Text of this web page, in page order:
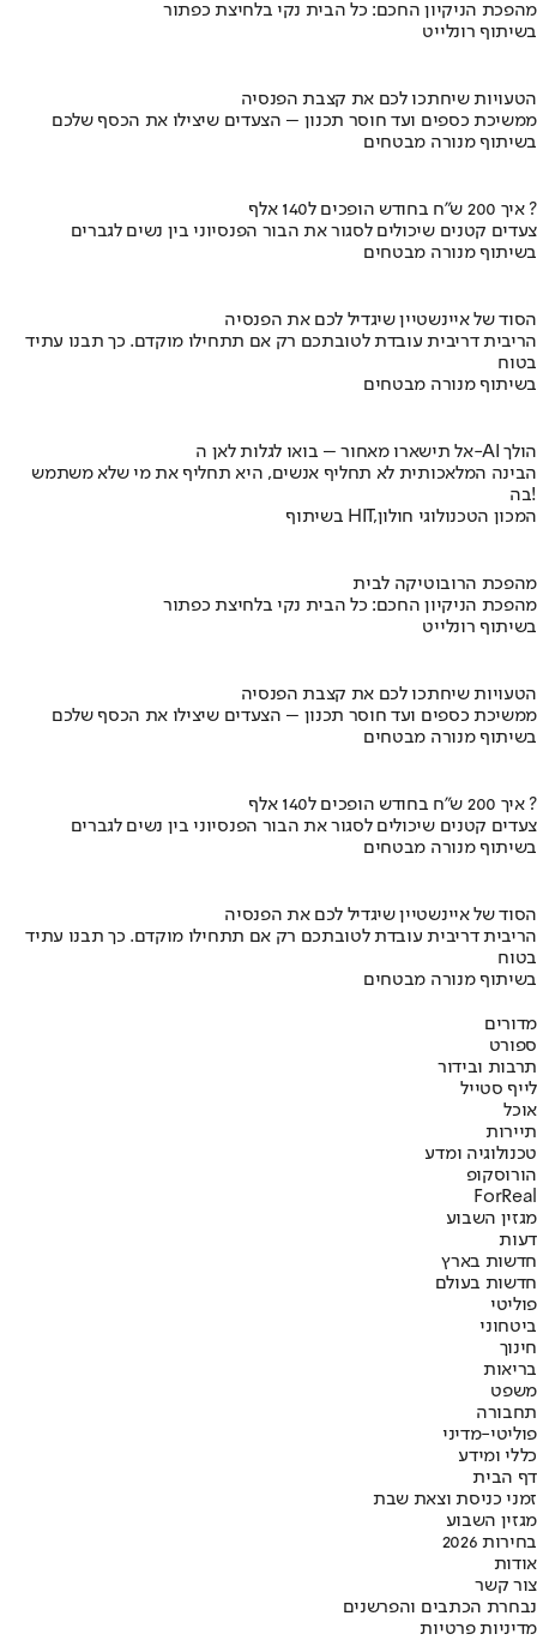
מהפכת הניקיון החכם: כל הבית נקי בלחיצת כפתור
בשיתוף רונלייט
הטעויות שיחתכו לכם את קצבת הפנסיה
ממשיכת כספים ועד חוסר תכנון – הצעדים שיצילו את הכסף שלכם
בשיתוף מנורה מבטחים
איך 200 ש"ח בחודש הופכים ל140 אלף ?
צעדים קטנים שיכולים לסגור את הבור הפנסיוני בין נשים לגברים
בשיתוף מנורה מבטחים
הסוד של איינשטיין שיגדיל לכם את הפנסיה
הריבית דריבית עובדת לטובתכם רק אם תתחילו מוקדם. כך תבנו עתיד
בטוח
בשיתוף מנורה מבטחים
אל תישארו מאחור – בואו לגלות לאן ה-AI הולך
הבינה המלאכותית לא תחליף אנשים, היא תחליף את מי שלא משתמש
בה!
בשיתוף HIT,המכון הטכנולוגי חולון
מהפכת הרובוטיקה לבית
מהפכת הניקיון החכם: כל הבית נקי בלחיצת כפתור
בשיתוף רונלייט
הטעויות שיחתכו לכם את קצבת הפנסיה
ממשיכת כספים ועד חוסר תכנון – הצעדים שיצילו את הכסף שלכם
בשיתוף מנורה מבטחים
איך 200 ש"ח בחודש הופכים ל140 אלף ?
צעדים קטנים שיכולים לסגור את הבור הפנסיוני בין נשים לגברים
בשיתוף מנורה מבטחים
הסוד של איינשטיין שיגדיל לכם את הפנסיה
הריבית דריבית עובדת לטובתכם רק אם תתחילו מוקדם. כך תבנו עתיד
בטוח
בשיתוף מנורה מבטחים
מדורים
ספורט
תרבות ובידור
לייף סטייל
אוכל
תיירות
טכנולוגיה ומדע
הורוסקופ
ForReal
מגזין השבוע
דעות
חדשות בארץ
חדשות בעולם
פוליטי
ביטחוני
חינוך
בריאות
משפט
תחבורה
פוליטי-מדיני
כללי ומידע
דף הבית
זמני כניסת וצאת שבת
מגזין השבוע
בחירות 2026
אודות
צור קשר
נבחרת הכתבים והפרשנים
מדיניות פרטיות